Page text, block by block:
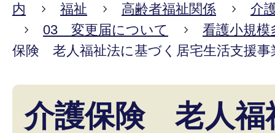
内
福祉 高齢者福祉関係
介
03 変更届について
看護小規模
保険 老人福祉法に基づく居宅生活支援事
介護保険 老人福